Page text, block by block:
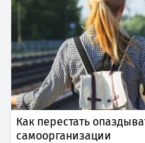
Как перестать
самоорганизации